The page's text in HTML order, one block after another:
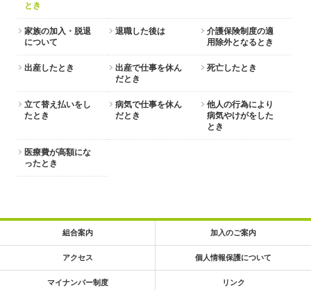
とき
家族の加入・脱退
について
退職した後は
介護保険制度の適
用除外となるとき
出産したとき
出産で仕事を休ん
だとき
死亡したとき
立て替え払いをし
たとき
病気で仕事を休ん
だとき
他人の行為により
病気やけがをした
とき
医療費が高額にな
ったとき
組合案内 加入のご案内
アクセス 個人情報保護について
マイナンバー制度 リンク